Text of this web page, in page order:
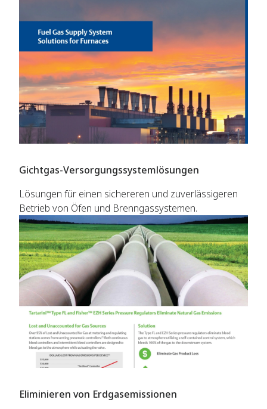
Gichtgas-Versorgungssystemlösungen
Lösungen für einen sichereren und zuverlässigeren
Betrieb von Öfen und Brenngassystemen.
Eliminieren von Erdgasemissionen